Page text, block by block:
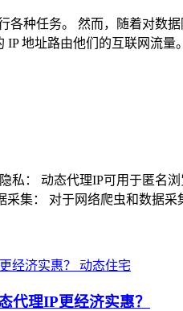
种任务。 然而，随着对数
地址路由他们的互联网流
私： 动态代理IP可用于匿
集： 对于网络爬虫和数据
动态住宅
代理IP更经济实惠？